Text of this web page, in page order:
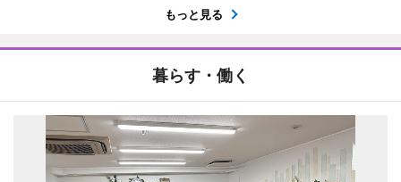
もっと見る
暮らす・働く